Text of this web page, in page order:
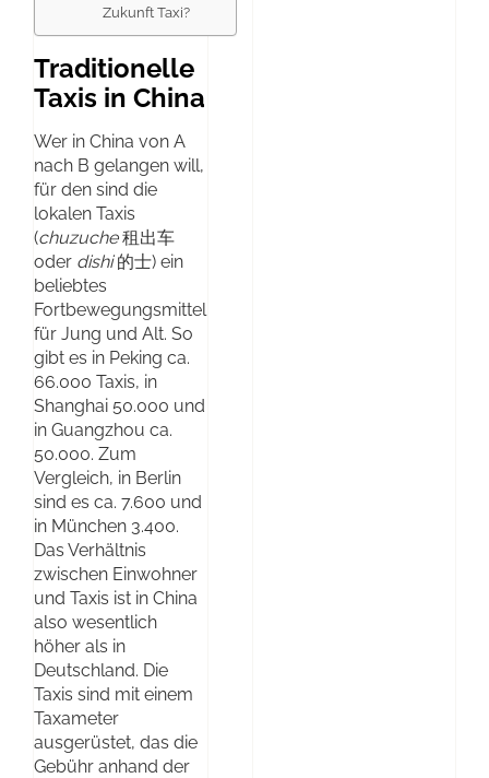
Zukunft Taxi?
Traditionelle
Taxis in China
Wer in China von A
nach B gelangen will,
für den sind die
lokalen Taxis
(chuzuche租出车
oder dishi的士) ein
beliebtes
Fortbewegungsmittel
für Jung und Alt. So
gibt es in Peking ca.
66.000 Taxis, in
Shanghai 50.000 und
in Guangzhou ca.
50.000. Zum
Vergleich, in Berlin
sind es ca. 7.600 und
in München 3.400.
Das Verhältnis
zwischen Einwohner
und Taxis ist in China
also wesentlich
höher als in
Deutschland. Die
Taxis sind mit einem
Taxameter
ausgerüstet, das die
Gebühr anhand der